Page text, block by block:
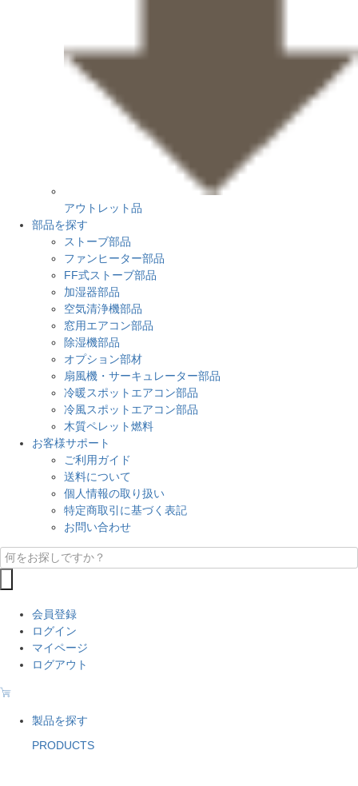
アウトレット品
部品を探す
ストーブ部品
ファンヒーター部品
FF式ストーブ部品
加湿器部品
空気清浄機部品
窓用エアコン部品
除湿機部品
オプション部材
扇風機・サーキュレーター部品
冷暖スポットエアコン部品
冷風スポットエアコン部品
木質ペレット燃料
お客様サポート
ご利用ガイド
送料について
個人情報の取り扱い
特定商取引に基づく表記
お問い合わせ
会員登録
ログイン
マイページ
ログアウト
製品を探す
PRODUCTS